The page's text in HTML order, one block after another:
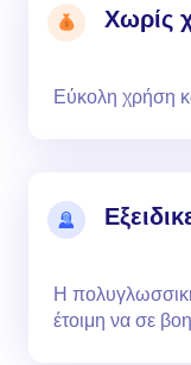
Χωρίς
Εύκολη χρήση
Η
έτοιμη να σε